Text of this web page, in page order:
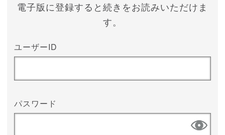
電子版に登録すると続きをお読みいただけま
す。
ユーザーID
パスワード